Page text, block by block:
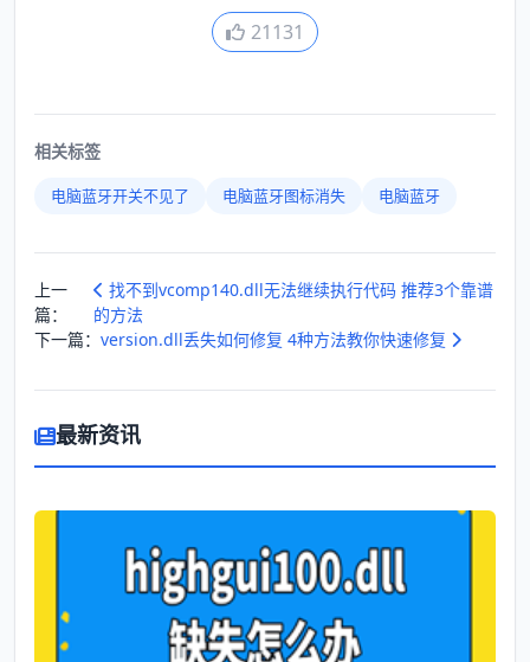
21131
相关标签
电脑蓝牙开关不见了 电脑蓝牙图标消失 电脑蓝牙
上一
篇：
找不到vcomp140.dll无法继续执行代码 推荐3个靠谱
的方法
下一篇： version.dll丢失如何修复 4种方法教你快速修复
最新资讯